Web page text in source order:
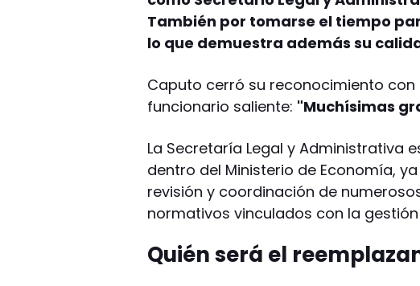
También por tomarse el tiempo
lo que demuestra además su
Caputo cerró su reconocimiento
funcionario saliente: "Muchísimas
La Secretaría Legal y Administrativa
dentro del Ministerio de Economía,
revisión y coordinación de
normativos vinculados con la
Quién será el